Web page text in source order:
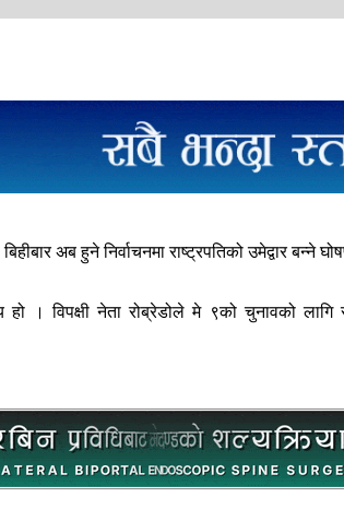
अब हुने निर्वाचनमा राष्ट्रपतिको उमेद्वार बन्ने
हो । विपक्षी नेता रोब्रेडोले मे ९को चुनावको